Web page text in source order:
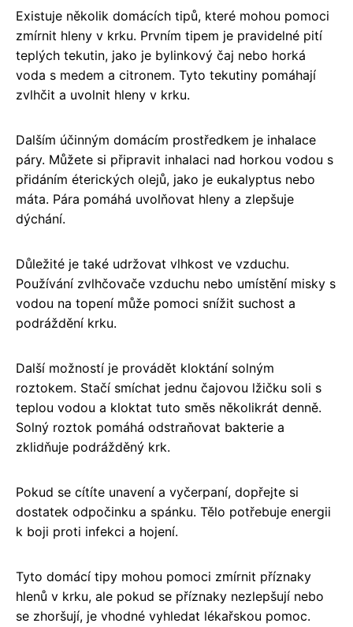
Existuje několik domácích tipů, které mohou pomoci
zmírnit hleny v krku. Prvním tipem je pravidelné pití
teplých tekutin, jako je bylinkový čaj nebo horká
voda s medem a citronem. Tyto tekutiny pomáhají
zvlhčit a uvolnit hleny v krku.
Dalším účinným domácím prostředkem je inhalace
páry. Můžete si připravit inhalaci nad horkou vodou s
přidáním éterických olejů, jako je eukalyptus nebo
máta. Pára pomáhá uvolňovat hleny a zlepšuje
dýchání.
Důležité je také udržovat vlhkost ve vzduchu.
Používání zvlhčovače vzduchu nebo umístění misky s
vodou na topení může pomoci snížit suchost a
podráždění krku.
Další možností je provádět kloktání solným
roztokem. Stačí smíchat jednu čajovou lžičku soli s
teplou vodou a kloktat tuto směs několikrát denně.
Solný roztok pomáhá odstraňovat bakterie a
zklidňuje podrážděný krk.
Pokud se cítíte unavení a vyčerpaní, dopřejte si
dostatek odpočinku a spánku. Tělo potřebuje energii
k boji proti infekci a hojení.
Tyto domácí tipy mohou pomoci zmírnit příznaky
hlenů v krku, ale pokud se příznaky nezlepšují nebo
se zhoršují, je vhodné vyhledat lékařskou pomoc.